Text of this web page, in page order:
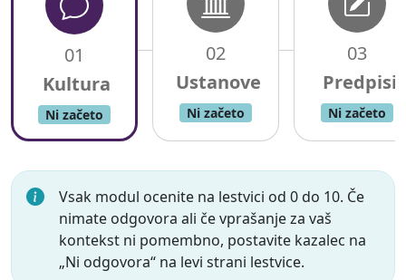
01
Ni začeto
02
Ni začeto
03
Ni začeto
Vsak modul ocenite na lestvici od 0 do 10. Če
nimate odgovora ali če vprašanje za vaš
kontekst ni pomembno, postavite kazalec na
„Ni odgovora“ na levi strani lestvice.